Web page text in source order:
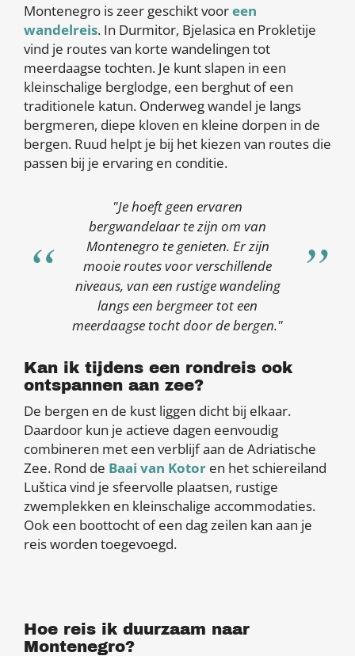
Montenegro is zeer geschikt vooreen
wandelreis. In Durmitor, Bjelasica en Prokletije
vind je routes van korte wandelingen tot
meerdaagse tochten. Je kunt slapen in een
kleinschalige berglodge, een berghut of een
traditionele katun. Onderweg wandel je langs
bergmeren, diepe kloven en kleine dorpen in de
bergen. Ruud helpt je bij het kiezen van routes die
passen bij je ervaring en conditie.
"Je hoeft geen ervaren
bergwandelaar te zijn om van
Montenegro te genieten. Er zijn
mooie routes voor verschillende
niveaus, van een rustige wandeling
langs een bergmeer tot een
meerdaagse tocht door de bergen."
Kan ik tijdens een rondreis ook
ontspannen aan zee?
De bergen en de kust liggen dicht bij elkaar.
Daardoor kun je actieve dagen eenvoudig
combineren met een verblijf aan de Adriatische
Zee. Rond de Baai van Kotor en het schiereiland
Luštica vind je sfeervolle plaatsen, rustige
zwemplekken en kleinschalige accommodaties.
Ook een boottocht of een dag zeilen kan aan je
reis worden toegevoegd.
Hoe reis ik duurzaam naar
Montenegro?